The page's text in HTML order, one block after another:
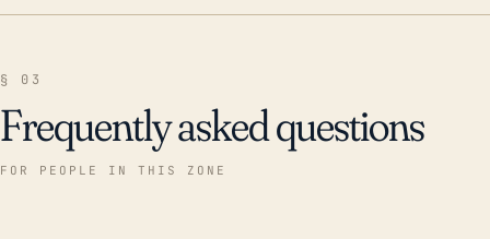
§ 03
Frequently asked questions
FOR PEOPLE IN THIS ZONE